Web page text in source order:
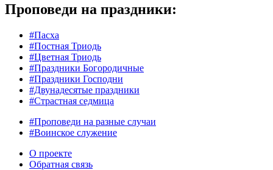
Проповеди на праздники:
#Пасха
#Постная Триодь
#Цветная Триодь
#Праздники Богородичные
#Праздники Господни
#Двунадесятые праздники
#Страстная седмица
#Проповеди на разные случаи
#Воинское служение
О проекте
Обратная связь